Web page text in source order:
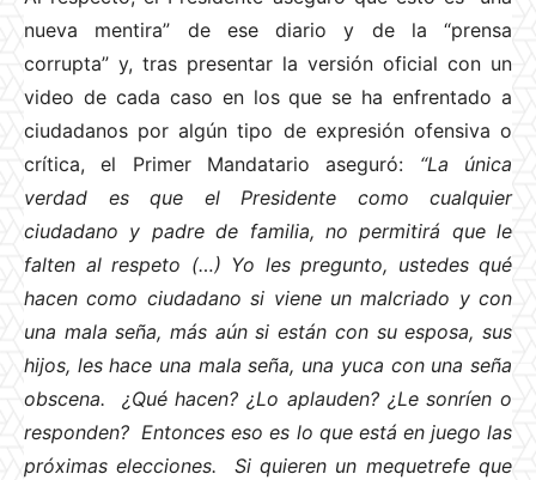
nueva mentira” de ese diario y de la “prensa
corrupta” y, tras presentar la versión oficial con un
video de cada caso en los que se ha enfrentado a
ciudadanos por algún tipo de expresión ofensiva o
crítica, el Primer Mandatario aseguró: “La única
verdad es que el Presidente como cualquier
ciudadano y padre de familia, no permitirá que le
falten al respeto (…) Yo les pregunto, ustedes qué
hacen como ciudadano si viene un malcriado y con
una mala seña, más aún si están con su esposa, sus
hijos, les hace una mala seña, una yuca con una seña
obscena. ¿Qué hacen? ¿Lo aplauden? ¿Le sonríen o
responden? Entonces eso es lo que está en juego las
próximas elecciones. Si quieren un mequetrefe que